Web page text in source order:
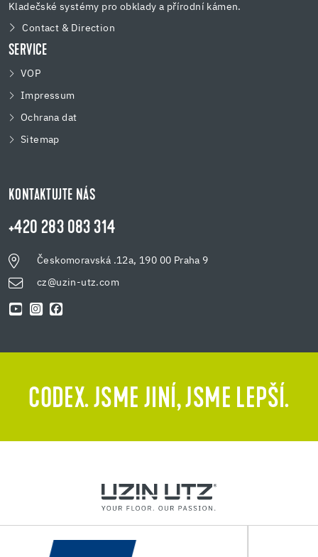
Kladečské systémy pro obklady a přírodní kámen.
Contact & Direction
SERVICE
VOP
Impressum
Ochrana dat
Sitemap
KONTAKTUJTE NÁS
+420 283 083 314
Českomoravská .12a, 190 00 Praha 9
cz@uzin-utz.com
CODEX. JSME JINÍ, JSME LEPŠÍ.